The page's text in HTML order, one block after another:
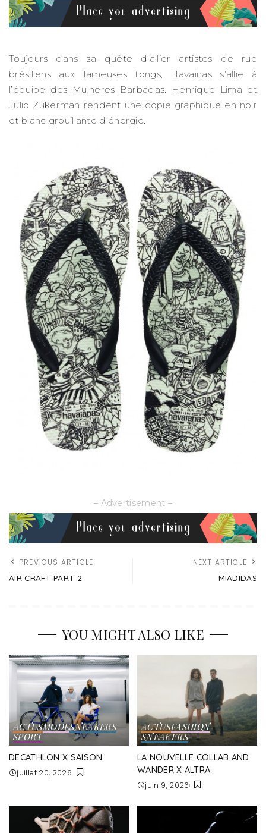
Toujours dans sa quête d’allier artistes de rue
brésiliens aux fameuses tongs, Havainas s’allie à
l’équipe des Mulheres Barbadas. Henrique Lima et
Julio Zukerman rendent une copie graphique en noir
et blanc grouillante d’énergie.
– Advertisement –
PREVIOUS ARTICLE
AIR CRAFT PART 2
NEXT ARTICLE
MIADIDAS
YOU MIGHT ALSO LIKE
ACTUSMODESNEAKERS
SPORT
DECATHLON X SAISON
juillet 20, 2026
ACTUSFASHION
SNEAKERS
LA NOUVELLE COLLAB AND
WANDER X ALTRA
juin 9, 2026